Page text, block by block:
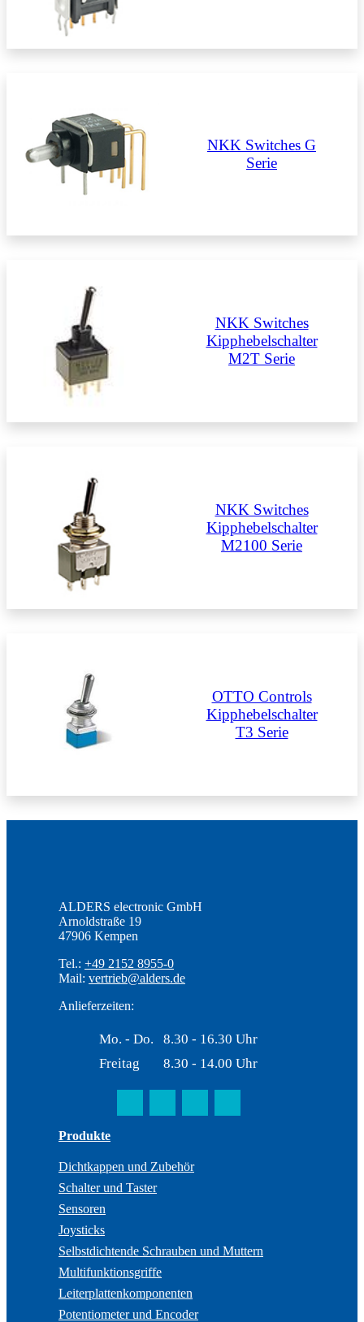
NKK Switches G
Serie
NKK Switches
Kipphebelschalter
M2T Serie
NKK Switches
Kipphebelschalter
M2100 Serie
OTTO Controls
Kipphebelschalter
T3 Serie
ALDERS electronic GmbH
Arnoldstraße 19
47906 Kempen
Tel.: +49 2152 8955-0
Mail: vertrieb@alders.de
Anlieferzeiten:
Mo. - Do.
8.30 - 16.30 Uhr
Freitag
8.30 - 14.00 Uhr
Produkte
Dichtkappen und Zubehör
Schalter und Taster
Sensoren
Joysticks
Selbstdichtende Schrauben und Muttern
Multifunktionsgriffe
Leiterplattenkomponenten
Potentiometer und Encoder